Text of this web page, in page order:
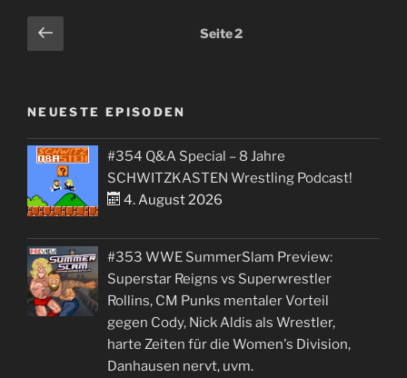
Seitennummerierung
der
Vorherige
Seite
Seite2
NEUESTE EPISODEN
#354 Q&A Special – 8 Jahre
SCHWITZKASTEN Wrestling Podcast!
4. August 2026
#353 WWE SummerSlam Preview:
Superstar Reigns vs Superwrestler
Rollins, CM Punks mentaler Vorteil
gegen Cody, Nick Aldis als Wrestler,
harte Zeiten für die Women's Division,
Danhausen nervt, uvm.